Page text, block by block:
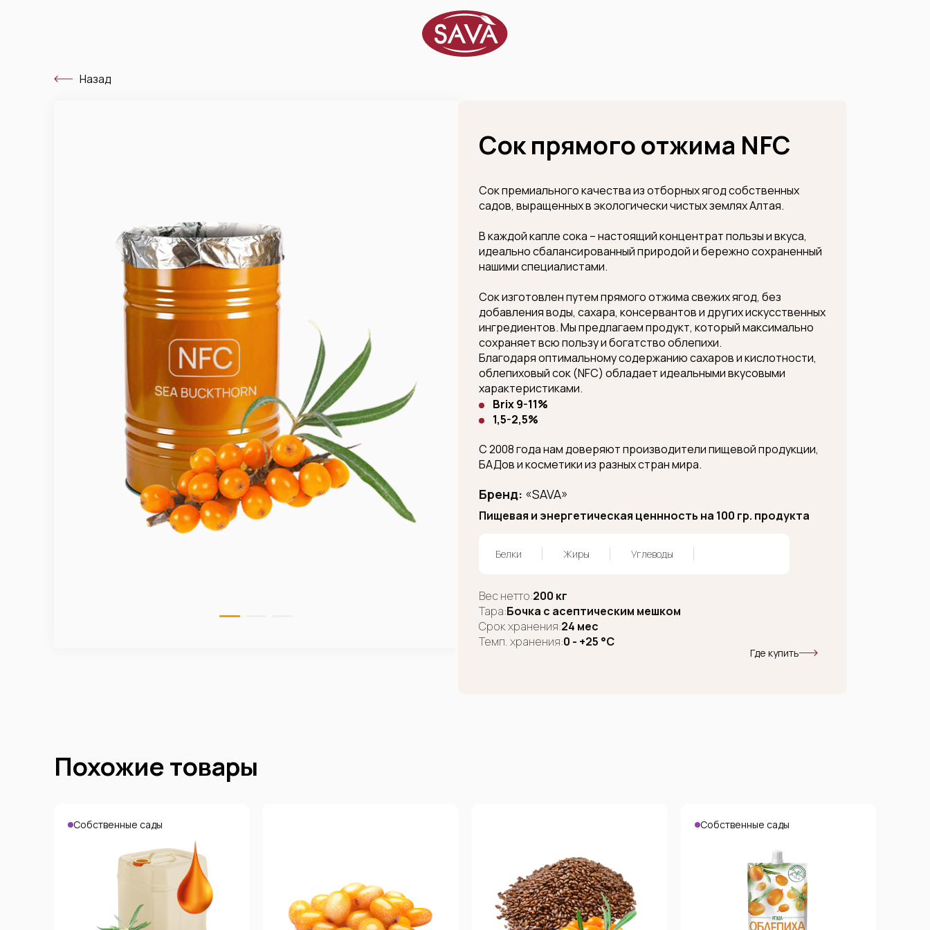
Назад
Сок прямого отжима NFC
Сок премиального качества из отборных ягод собственных
садов, выращенных в экологически чистых землях Алтая.
В каждой капле сока – настоящий концентрат пользы и вкуса,
идеально сбалансированный природой и бережно сохраненный
нашими специалистами.
Сок изготовлен путем прямого отжима свежих ягод, без
добавления воды, сахара, консервантов и других искусственных
ингредиентов. Мы предлагаем продукт, который максимально
сохраняет всю пользу и богатство облепихи.
Благодаря оптимальному содержанию сахаров и кислотности,
облепиховый сок (NFC) обладает идеальными вкусовыми
характеристиками.
Brix 9-11%
1,5-2,5%
С 2008 года нам доверяют производители пищевой продукции,
БАДов и косметики из разных стран мира.
Бренд: «SAVA»
Пищевая и энергетическая ценнность на 100 гр. продукта
Белки Жиры Углеводы
Вес нетто:200 кг
Тара:Бочка с асептическим мешком
Срок хранения:24 мес
Темп. хранения:0 - +25 °C
Где купить
Похожие товары
Собственные сады Собственные сады